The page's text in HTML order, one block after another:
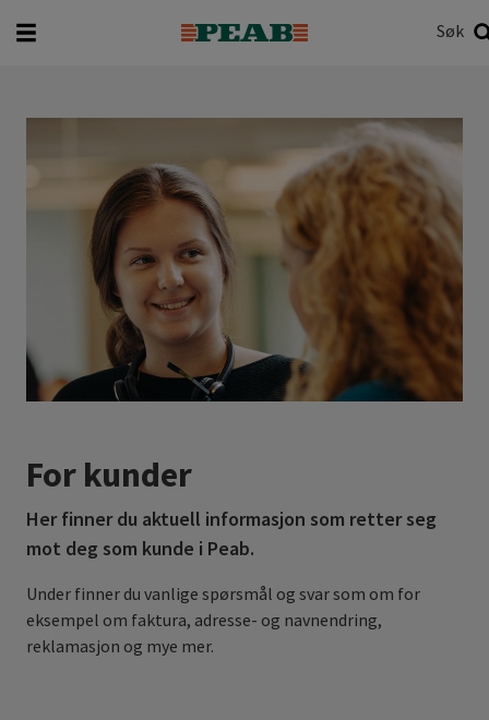
Søk
For kunder
Her finner du aktuell informasjon som retter seg
mot deg som kunde i Peab.
Under finner du vanlige spørsmål og svar som om for
eksempel om faktura, adresse- og navnendring,
reklamasjon og mye mer.